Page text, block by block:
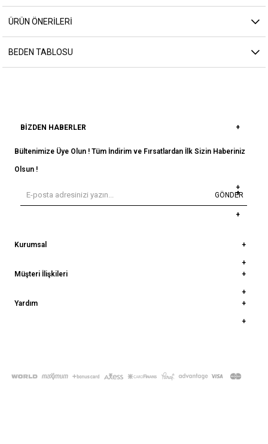
ÜRÜN ÖNERILERI
BEDEN TABLOSU
BIZDEN HABERLER
Bültenimize Üye Olun ! Tüm İndirim ve Fırsatlardan İlk Sizin Haberiniz
Olsun !
GÖNDER
Kurumsal
Müşteri İlişkileri
Yardım